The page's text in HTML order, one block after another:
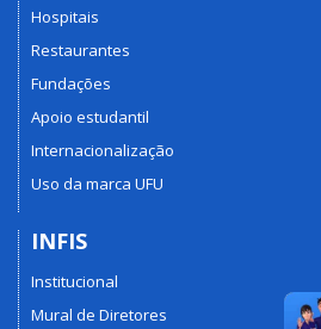
Hospitais
Restaurantes
Fundações
Apoio estudantil
Internacionalização
Uso da marca UFU
INFIS
Institucional
Mural de Diretores